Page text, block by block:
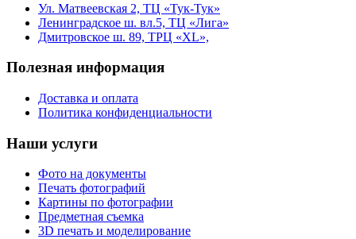
Ул. Матвеевская 2, ТЦ «Тук-Тук»
Ленинградское ш. вл.5, ТЦ «Лига»
Дмитровское ш. 89, ТРЦ «XL»,
Полезная информация
Доставка и оплата
Политика конфиденциальности
Наши услуги
Фото на документы
Печать фотографий
Картины по фотографии
Предметная съемка
3D печать и моделирование